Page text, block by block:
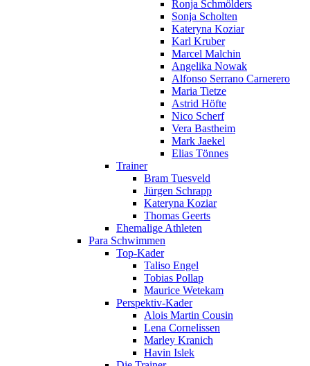
Ronja Schmölders
Sonja Scholten
Kateryna Koziar
Karl Kruber
Marcel Malchin
Angelika Nowak
Alfonso Serrano Carnerero
Maria Tietze
Astrid Höfte
Nico Scherf
Vera Bastheim
Mark Jaekel
Elias Tönnes
Trainer
Bram Tuesveld
Jürgen Schrapp
Kateryna Koziar
Thomas Geerts
Ehemalige Athleten
Para Schwimmen
Top-Kader
Taliso Engel
Tobias Pollap
Maurice Wetekam
Perspektiv-Kader
Alois Martin Cousin
Lena Cornelissen
Marley Kranich
Havin Islek